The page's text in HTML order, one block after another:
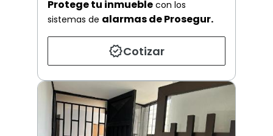
Protege tu inmueble con los
sistemas de alarmas de Prosegur.
Cotizar